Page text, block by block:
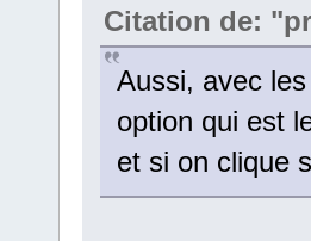
Citation de:
Aussi, avec
option qui est
et si on clique